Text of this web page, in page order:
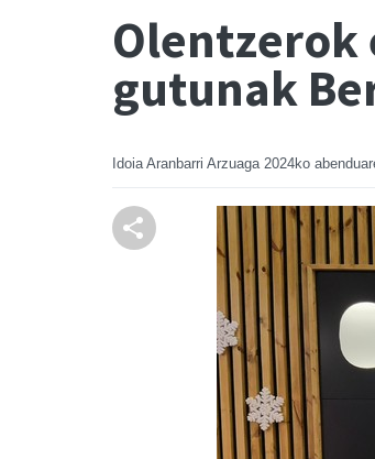
Olentzerok
gutunak
Idoia Aranbarri Arzuaga 2024ko